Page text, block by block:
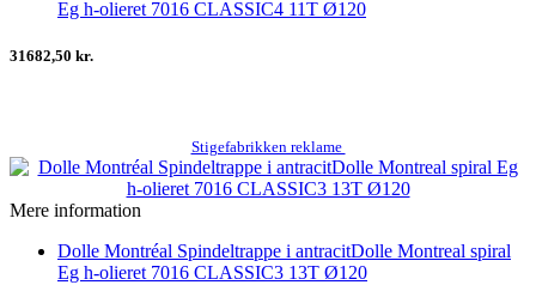
Eg h-olieret 7016 CLASSIC4 11T Ø120
31682,50 kr.
Stigefabrikken reklame
Mere information
Dolle Montréal Spindeltrappe i antracitDolle Montreal spiral
Eg h-olieret 7016 CLASSIC3 13T Ø120